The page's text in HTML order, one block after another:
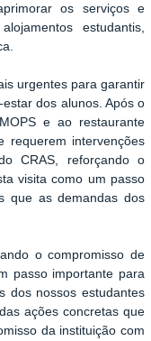
os serviços e
estudantis,
urgentes para garantir
dos alunos. Após o
e ao restaurante
requerem intervenções
CRAS, reforçando o
visita como um passo
que as demandas dos
o compromisso de
passo importante para
dos nossos estudantes
ações concretas que
da instituição com